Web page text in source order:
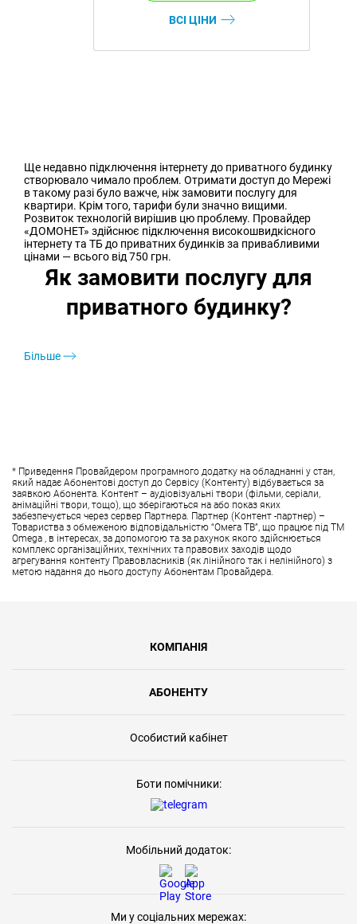
ВСІ ЦІНИ
Ще недавно підключення інтернету до приватного будинку
створювало чимало проблем. Отримати доступ до Мережі
в такому разі було важче, ніж замовити послугу для
квартири. Крім того, тарифи були значно вищими.
Розвиток технологій вирішив цю проблему. Провайдер
«ДОМОНЕТ» здійснює підключення високошвидкісного
інтернету та ТБ до приватних будинків за привабливими
цінами — всього від 750 грн.
Як замовити послугу для
приватного будинку?
Більше
* Приведення Провайдером програмного додатку на обладнанні у стан,
який надає Абонентові доступ до Сервісу (Контенту) відбувається за
заявкою Абонента. Контент – аудіовізуальні твори (фільми, серіали,
анімаційні твори, тощо), що зберігаються на або показ яких
забезпечується через сервер Партнера. Партнер (Контент -партнер) –
Товариства з обмеженою відповідальністю “Омега ТВ”, що працює під ТМ
Omega , в інтересах, за допомогою та за рахунок якого здійснюється
комплекс організаційних, технічних та правових заходів щодо
агрегування контенту Правовласників (як лінійного так і нелінійного) з
метою надання до нього доступу Абонентам Провайдера.
КОМПАНІЯ
АБОНЕНТУ
Особистий кабінет
Боти помічники:
Мобільний додаток:
Ми у соціальних мережах: